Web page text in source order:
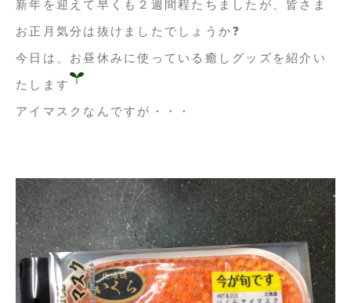
新年を迎えて早くも２週間程たちましたが、皆さま
お正月気分は抜けましたでしょうか❓
今日は、お昼休みに使っている癒しグッズを紹介い
たします
アイマスクなんですが・・・